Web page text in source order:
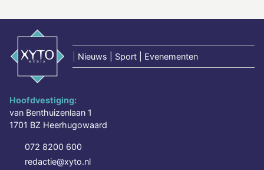
Nieuws | Sport | Evenementen
Hoofdvestiging:
van Benthuizenlaan 1
1701 BZ Heerhugowaard
072 8200 600
redactie@xyto.nl